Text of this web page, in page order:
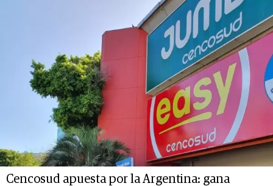
Cencosud apuesta por la Argentina: gana